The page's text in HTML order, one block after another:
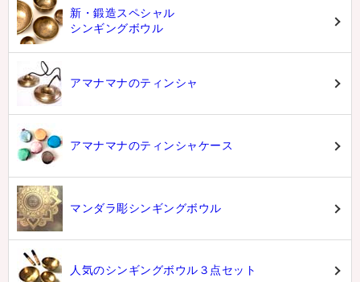
新・鍛造スペシャル
シンギングボウル
アマナマナのティンシャ
アマナマナのティンシャケース
マンダラ彫シンギングボウル
人気のシンギングボウル３点セット